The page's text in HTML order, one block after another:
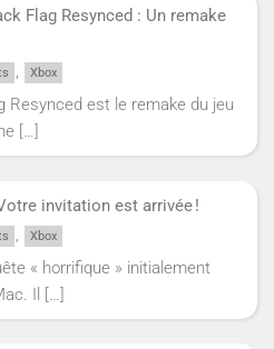
Flag Resynced : Un remake
, Xbox
Resynced est le remake du jeu
[…]
invitation est arrivée !
, Xbox
« horrifique » initialement
Il […]